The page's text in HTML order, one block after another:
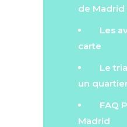
de Madrid
Les
carte
Le
un
FAQ
Madrid